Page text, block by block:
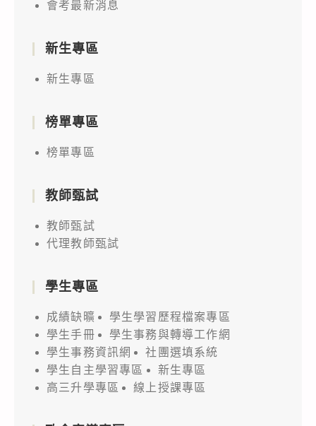
會考最新消息
新生專區
新生專區
榜單專區
榜單專區
教師甄試
教師甄試
代理教師甄試
學生專區
成績缺曠
學生學習歷程檔案專區
學生手冊
學生事務與轉導工作網
學生事務資訊網
社團選填系統
學生自主學習專區
新生專區
高三升學專區
線上授課專區